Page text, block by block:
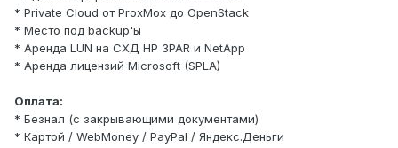
* Private Cloud от ProxMox до OpenStack
* Место под backup'ы
* Аренда LUN на СХД HP 3PAR и NetApp
* Аренда лицензий Microsoft (SPLA)
Оплата:
* Безнал (с закрывающими документами)
* Картой / WebMoney / PayPal / Яндекс.Деньги